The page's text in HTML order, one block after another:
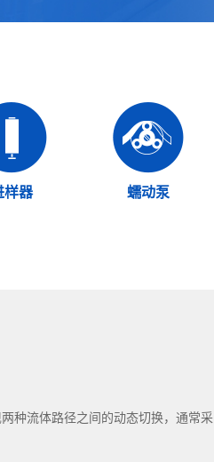
样器 蠕动泵
种流体路径之间的动态切换，通常采